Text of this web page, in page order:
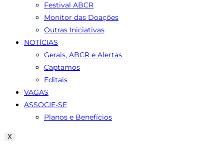
Festival ABCR
Monitor das Doações
Outras Iniciativas
NOTÍCIAS
Gerais, ABCR e Alertas
Captamos
Editais
VAGAS
ASSOCIE-SE
Planos e Benefícios
X